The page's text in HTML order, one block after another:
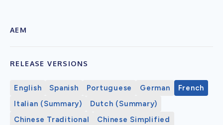
AEM
RELEASE VERSIONS
English Spanish Portuguese German
French
Italian (Summary)
Dutch (Summary)
Chinese Traditional
Chinese Simplified